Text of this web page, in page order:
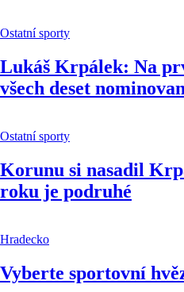
Ostatní sporty
Lukáš Krpálek: Na
všech deset
Ostatní sporty
Korunu si nasadil
roku je podruhé
Hradecko
Vyberte sportovní